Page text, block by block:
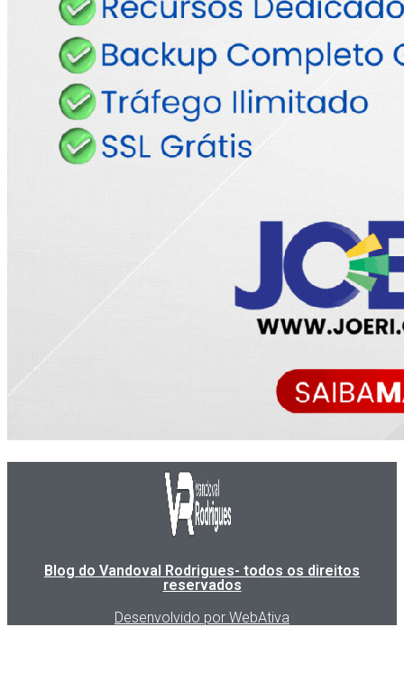
Blog do Vandoval Rodrigues- todos os direitos
reservados
Desenvolvido por WebAtiva